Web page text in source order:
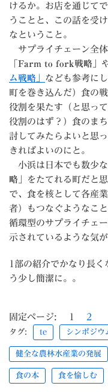
けるか。お店を通じて
うことと、この話を受
なということ。
サプライチェーン全
「Farm to fork戦略」
ム戦略」
なども参考に
町を巻き込んだ）食の
役割を果たす（と思っ
役割のはず？）食のま
討してみたらよいと思
きればよいのにと。
小浜は日本でも数少
略」
をたてれる町だと
で、食を核として各産
者）もつなぐようなこ
循環型のサプライチェ
示されているような気が
1部の紹介でかなり長
う少し簡潔に。。
固定ページ: 1 2
タグ: te シンポジウ
健全な農林水産業の発展
食の本 食を愉しむ